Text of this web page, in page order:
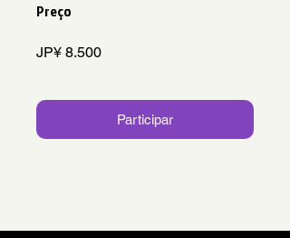
Preço
JP¥ 8.500
Participar